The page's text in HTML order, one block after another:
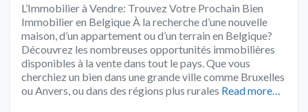
L’Immobilier à Vendre: Trouvez Votre Prochain Bien
Immobilier en Belgique À la recherche d’une nouvelle
maison, d’un appartement ou d’un terrain en Belgique?
Découvrez les nombreuses opportunités immobilières
disponibles à la vente dans tout le pays. Que vous
cherchiez un bien dans une grande ville comme Bruxelles
ou Anvers, ou dans des régions plus rurales Read more…